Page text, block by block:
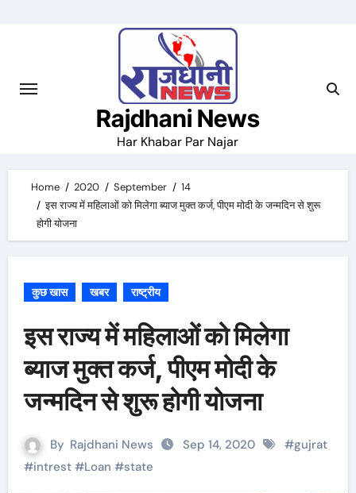
Rajdhani News
Har Khabar Par Najar
Home 2020 September
14
इस राज्य में महिलाओं को मिलेगा ब्याज मुक्त कर्ज, पीएम मोदी के जन्मदिन से शुरू
होगी योजना
कुछ खास खबर राष्ट्रीय
इस राज्य में महिलाओं को मिलेगा
ब्याज मुक्त कर्ज, पीएम मोदी के
जन्मदिन से शुरू होगी योजना
By Rajdhani News Sep 14, 2020 #gujrat
#intrest#Loan #state